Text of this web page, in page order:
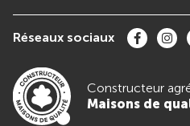
Réseaux sociaux
Constructeur
Maisons de